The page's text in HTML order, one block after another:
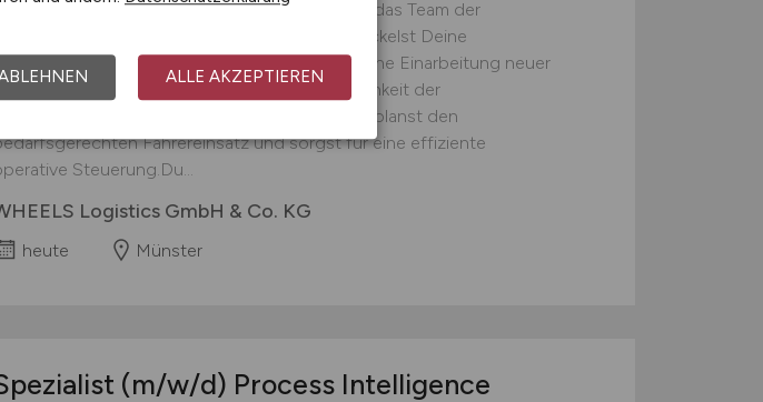
die du anpackst: Du führst das Team der
Fleetmanager fachlich und disziplinarisch, entwickelst Deine
weiter und stellst eine erfolgreiche Einarbeitung neuer
sicher.Du verantwortest die Wirtschaftlichkeit der
Auftragsabwicklung mit unserer eigenen Flotte, planst den
Fahrereinsatz und sorgst für eine effiziente
Steuerung.Du...
Logistics GmbH & Co. KG
heute Münster
(m/w/d) Process Intelligence
ALLE AKZEPTIEREN